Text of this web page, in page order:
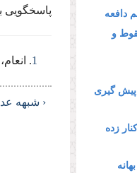
دافعه
و
پیش گیرى
زده
1. انعام، 92.
‹ شبهه